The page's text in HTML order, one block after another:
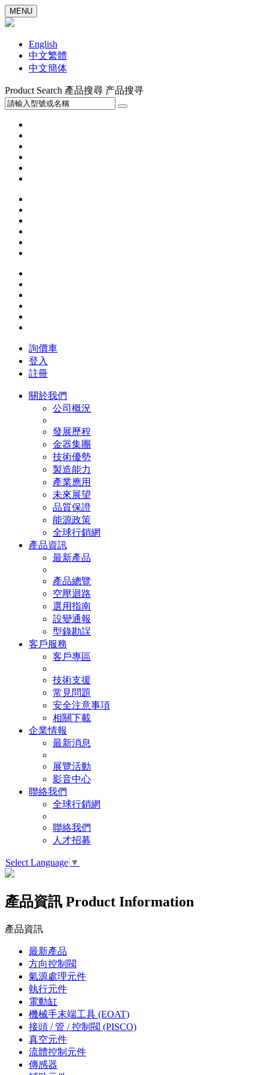
MENU
English
中文繁體
中文簡体
Product Search 產品搜尋 产品搜寻
詢價車
登入
註冊
關於我們
公司概況
發展歷程
金器集團
技術優勢
製造能力
產業應用
未來展望
品質保證
能源政策
全球行銷網
產品資訊
最新產品
產品總覽
空壓迴路
選用指南
設變通報
型錄勘誤
客戶服務
客戶專區
技術支援
常見問題
安全注意事項
相關下載
企業情報
最新消息
展覽活動
影音中心
聯絡我們
全球行銷網
聯絡我們
人才招募
Select Language ▼
產品資訊 Product Information
產品資訊
最新產品
方向控制閥
氣源處理元件
執行元件
電動缸
機械手末端工具 (EOAT)
接頭 / 管 / 控制閥 (PISCO)
真空元件
流體控制元件
傳感器